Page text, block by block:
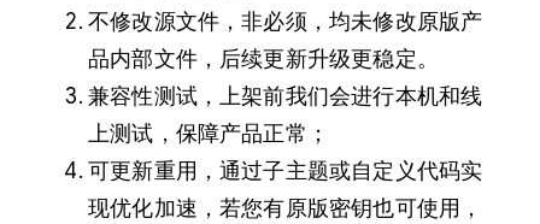
不修改源文件，非必须，均未修改原版产
品内部文件，后续更新升级更稳定。
兼容性测试，上架前我们会进行本机和线
上测试，保障产品正常；
可更新重用，通过子主题或自定义代码实
现优化加速，若您有原版密钥也可使用，